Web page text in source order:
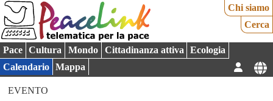
Chi siamo
Cerca
Pace Cultura Mondo Cittadinanza attiva
Ecologia
Calendario
Mappa
EVENTO